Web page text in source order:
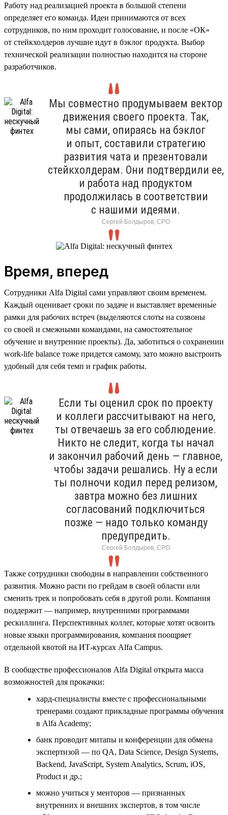
Работу над реализацией проекта в большой степени
определяет его команда. Идеи принимаются от всех
сотрудников, по ним проходит голосование, и после «ОК»
от стейкхолдеров лучшие идут в бэклог продукта. Выбор
технической реализации полностью находится на стороне
разработчиков.
Мы совместно продумываем вектор
движения своего проекта. Так,
мы сами, опираясь на бэклог
и опыт, составили стратегию
развития чата и презентовали
стейкхолдерам. Они подтвердили ее,
и работа над продуктом
продолжилась в соответствии
с нашими идеями.
Сергей Болдырев, СРО
Время, вперед
Сотрудники Alfa Digital сами управляют своим временем.
Каждый оценивает сроки по задаче и выставляет временны́е
рамки для рабочих встреч (выделяются слоты на созвоны
со своей и смежными командами, на самостоятельное
обучение и внутренние проекты). Да, заботиться о сохранении
work-life balance тоже придется самому, зато можно выстроить
удобный для себя темп и график работы.
Если ты оценил срок по проекту
и коллеги рассчитывают на него,
ты отвечаешь за его соблюдение.
Никто не следит, когда ты начал
и закончил рабочий день — главное,
чтобы задачи решались. Ну а если
ты полночи кодил перед релизом,
завтра можно без лишних
согласований подключиться
позже — надо только команду
предупредить.
Сергей Болдырев, СРО
Также сотрудники свободны в направлении собственного
развития. Можно расти по грейдам в своей области или
сменить трек и попробовать себя в другой роли. Компания
поддержит — например, внутренними программами
рескиллинга. Перспективных коллег, которые хотят освоить
новые языки программирования, компания поощряет
отдельной квотой на ИТ-курсах Alfa Campus.
В сообществе профессионалов Alfa Digital открыта масса
возможностей для прокачки:
хард-специалисты вместе с профессиональными
тренерами создают прикладные программы обучения
в Alfa Academy;
банк проводит митапы и конференции для обмена
экспертизой — по QA, Data Science, Design Systems,
Backend, JavaScript, System Analytics, Scrum, iOS,
Product и др.;
можно учиться у менторов — признанных
внутренних и внешних экспертов, в том числе